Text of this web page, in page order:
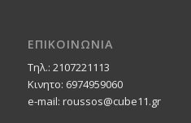
ΕΠΙΚΟΙΝΩΝΙΑ
Τηλ.: 2107221113
Κινητο: 6974959060
e-mail: roussos@cube11.gr